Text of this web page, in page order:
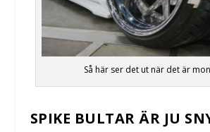
Så här ser det ut när det är
SPIKE BULTAR ÄR JU